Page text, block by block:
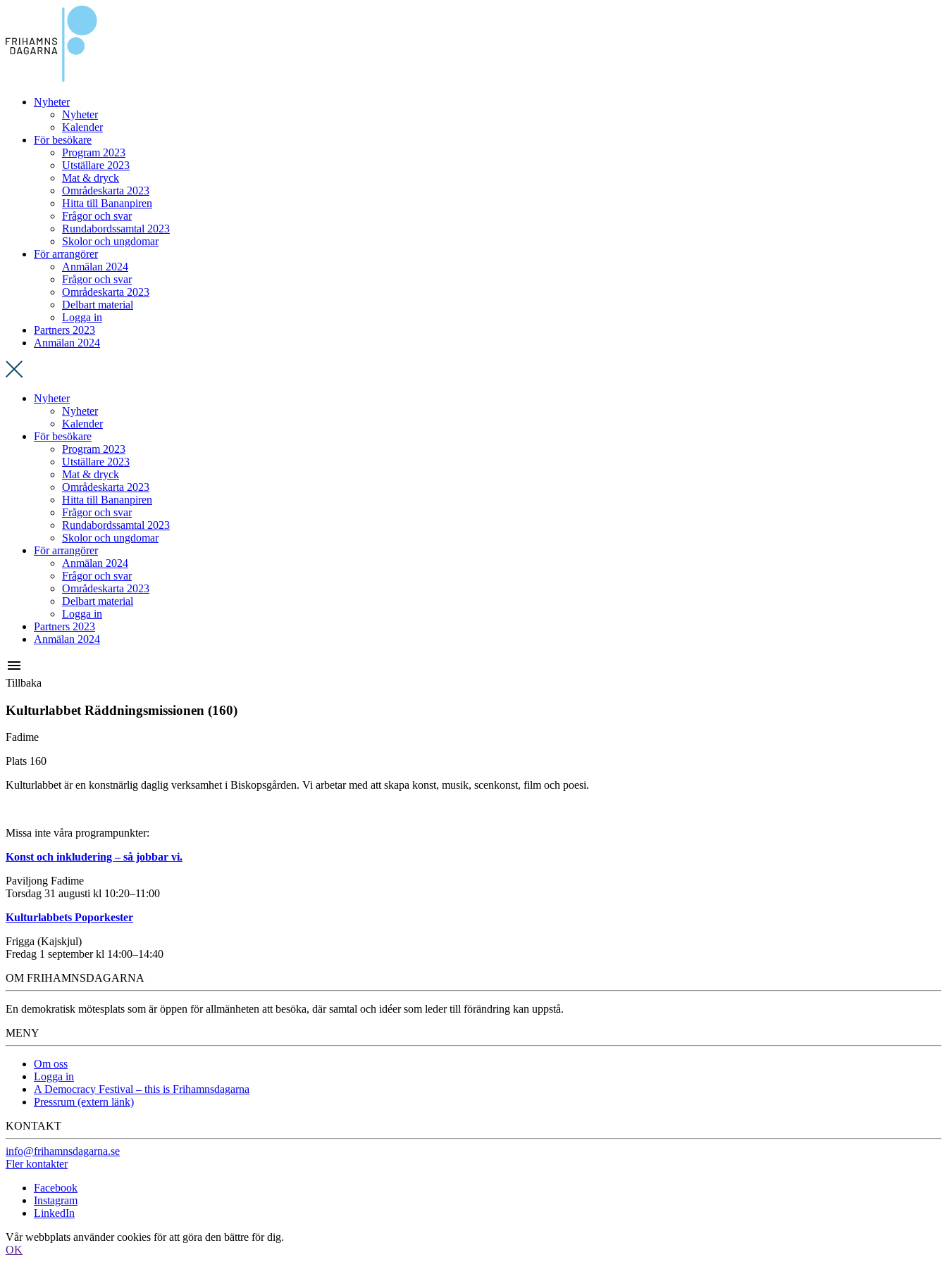
Nyheter
Nyheter
Kalender
För besökare
Program 2023
Utställare 2023
Mat & dryck
Områdeskarta 2023
Hitta till Bananpiren
Frågor och svar
Rundabordssamtal 2023
Skolor och ungdomar
För arrangörer
Anmälan 2024
Frågor och svar
Områdeskarta 2023
Delbart material
Logga in
Partners 2023
Anmälan 2024
Nyheter
Nyheter
Kalender
För besökare
Program 2023
Utställare 2023
Mat & dryck
Områdeskarta 2023
Hitta till Bananpiren
Frågor och svar
Rundabordssamtal 2023
Skolor och ungdomar
För arrangörer
Anmälan 2024
Frågor och svar
Områdeskarta 2023
Delbart material
Logga in
Partners 2023
Anmälan 2024
menu
Tillbaka
Kulturlabbet Räddningsmissionen (160)
Fadime
Plats 160
Kulturlabbet är en konstnärlig daglig verksamhet i Biskopsgården. Vi arbetar med att skapa konst, musik, scenkonst, film och poesi.
Missa inte våra programpunkter:
Konst och inkludering – så jobbar vi.
Paviljong Fadime
Torsdag 31 augusti kl 10:20–11:00
Kulturlabbets Poporkester
Frigga (Kajskjul)
Fredag 1 september kl 14:00–14:40
OM FRIHAMNSDAGARNA
En demokratisk mötesplats som är öppen för allmänheten att besöka, där samtal och idéer som leder till förändring kan uppstå.
MENY
Om oss
Logga in
A Democracy Festival – this is Frihamnsdagarna
Pressrum (extern länk)
KONTAKT
info@frihamnsdagarna.se
Fler kontakter
Facebook
Instagram
LinkedIn
Vår webbplats använder cookies för att göra den bättre för dig.
OK